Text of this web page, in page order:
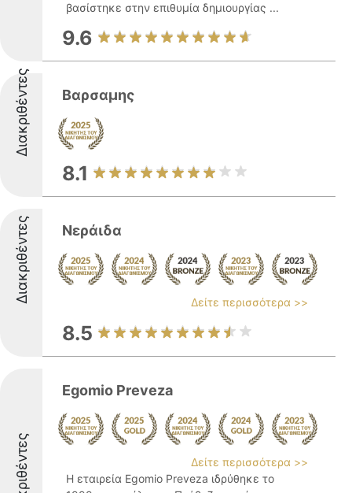
βασίστηκε στην επιθυμία δημιουργίας ...
9.6
Διακριθέντες Βαρσαμης
8.1
Διακριθέντες Νεράιδα
Δείτε περισσότερα >>
8.5
Egomio Preveza
Δείτε περισσότερα >>
Η εταιρεία Egomio Preveza ιδρύθηκε το